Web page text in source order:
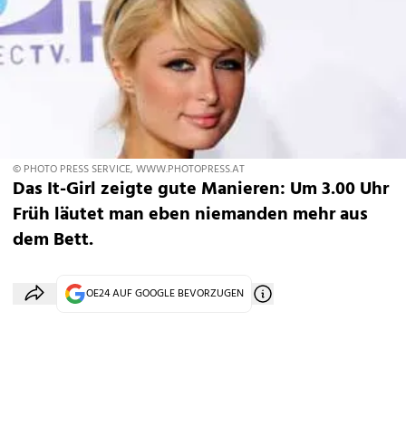
© PHOTO PRESS SERVICE, WWW.PHOTOPRESS.AT
Das It-Girl zeigte gute Manieren: Um 3.00 Uhr
Früh läutet man eben niemanden mehr aus
dem Bett.
OE24 AUF GOOGLE BEVORZUGEN